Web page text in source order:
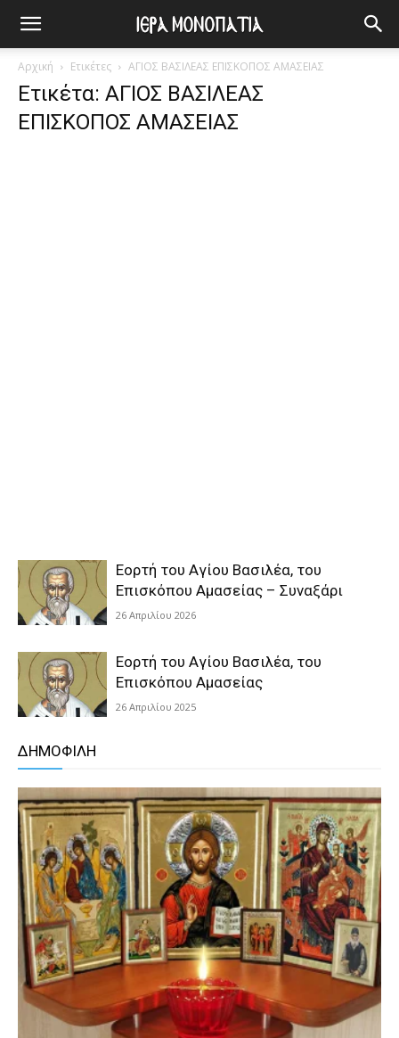
Αρχική Ετικέτες ΑΓΙΟΣ ΒΑΣΙΛΕΑΣ ΕΠΙΣΚΟΠΟΣ ΑΜΑΣΕΙΑΣ
Ετικέτα: ΑΓΙΟΣ ΒΑΣΙΛΕΑΣ
ΕΠΙΣΚΟΠΟΣ ΑΜΑΣΕΙΑΣ
Εορτή του Αγίου Βασιλέα, του
Επισκόπου Αμασείας – Συναξάρι
26 Απριλίου 2026
Εορτή του Αγίου Βασιλέα, του
Επισκόπου Αμασείας
26 Απριλίου 2025
ΔΗΜΟΦΙΛΗ